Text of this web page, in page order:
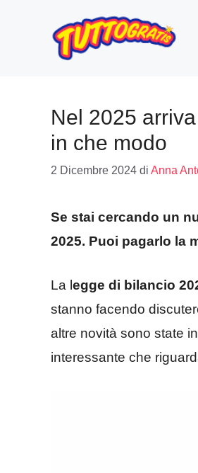
contenuto
Nel 2025
in che modo
2 Dicembre 2024 di Anna
Se stai cercando un
2025. Puoi pagarlo la
La l egge di bilancio
stanno facendo
altre novità sono state
interessante che